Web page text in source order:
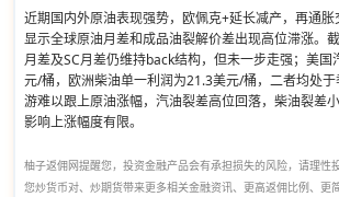
近期国内外原油表现强势，欧佩克+延长减产，再通
显示全球原油月差和成品油裂解价差出现高位滞涨。
月差及SC月差仍维持back结构，但未一步走强；美
元/桶，欧洲柴油单一利润为21.3美元/桶，二者均处
游难以跟上原油涨幅，汽油裂差高位回落，柴油裂差
影响上涨幅度有限。
柚子返佣网提醒您，投资金融产品会有承担损失的风险，请理性
您炒货币对、炒期货带来更多相关金融资讯、更高返佣比例、更